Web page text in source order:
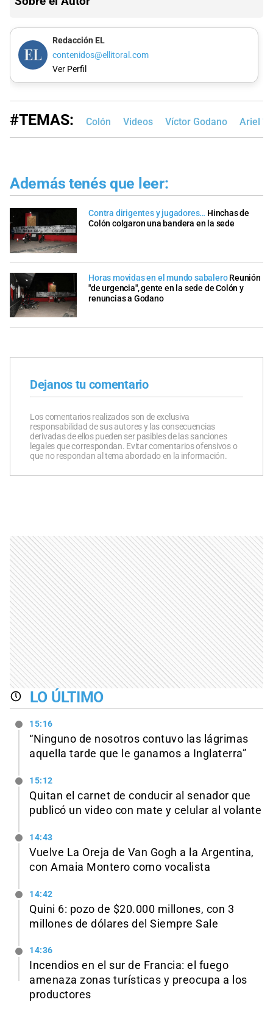
Redacción EL
contenidos@ellitoral.com
Ver Perfil
#TEMAS: Colón Videos Víctor Godano Ariel
Además tenés que leer:
Contra dirigentes y jugadores… Hinchas de
Colón colgaron una bandera en la sede
Horas movidas en el mundo sabalero Reunión
"de urgencia", gente en la sede de Colón y
renuncias a Godano
Dejanos tu comentario
Los comentarios realizados son de exclusiva
responsabilidad de sus autores y las consecuencias
derivadas de ellos pueden ser pasibles de las sanciones
legales que correspondan. Evitar comentarios ofensivos o
que no respondan al tema abordado en la información.
LO ÚLTIMO
15:16
“Ninguno de nosotros contuvo las lágrimas
aquella tarde que le ganamos a Inglaterra”
15:12
Quitan el carnet de conducir al senador que
publicó un video con mate y celular al volante
14:43
Vuelve La Oreja de Van Gogh a la Argentina,
con Amaia Montero como vocalista
14:42
Quini 6: pozo de $20.000 millones, con 3
millones de dólares del Siempre Sale
14:36
Incendios en el sur de Francia: el fuego
amenaza zonas turísticas y preocupa a los
productores